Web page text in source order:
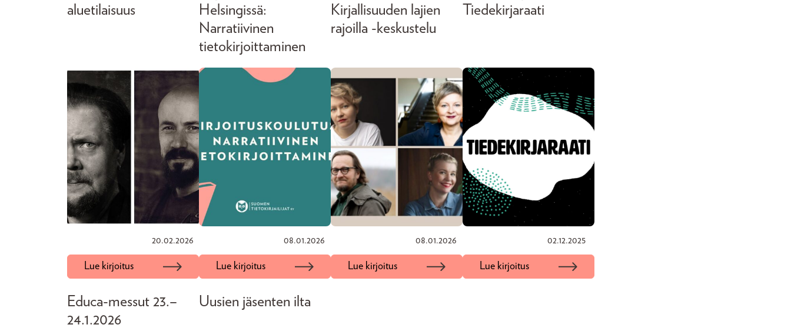
aluetilaisuus
20.02.2026
Lue kirjoitus
Helsingissä:
Narratiivinen
tietokirjoittaminen
08.01.2026
Lue kirjoitus
Kirjallisuuden lajien
rajoilla -keskustelu
08.01.2026
Lue kirjoitus
Tiedekirjaraati
02.12.2025
Lue kirjoitus
Educa-messut 23.–
24.1.2026
Uusien jäsenten ilta